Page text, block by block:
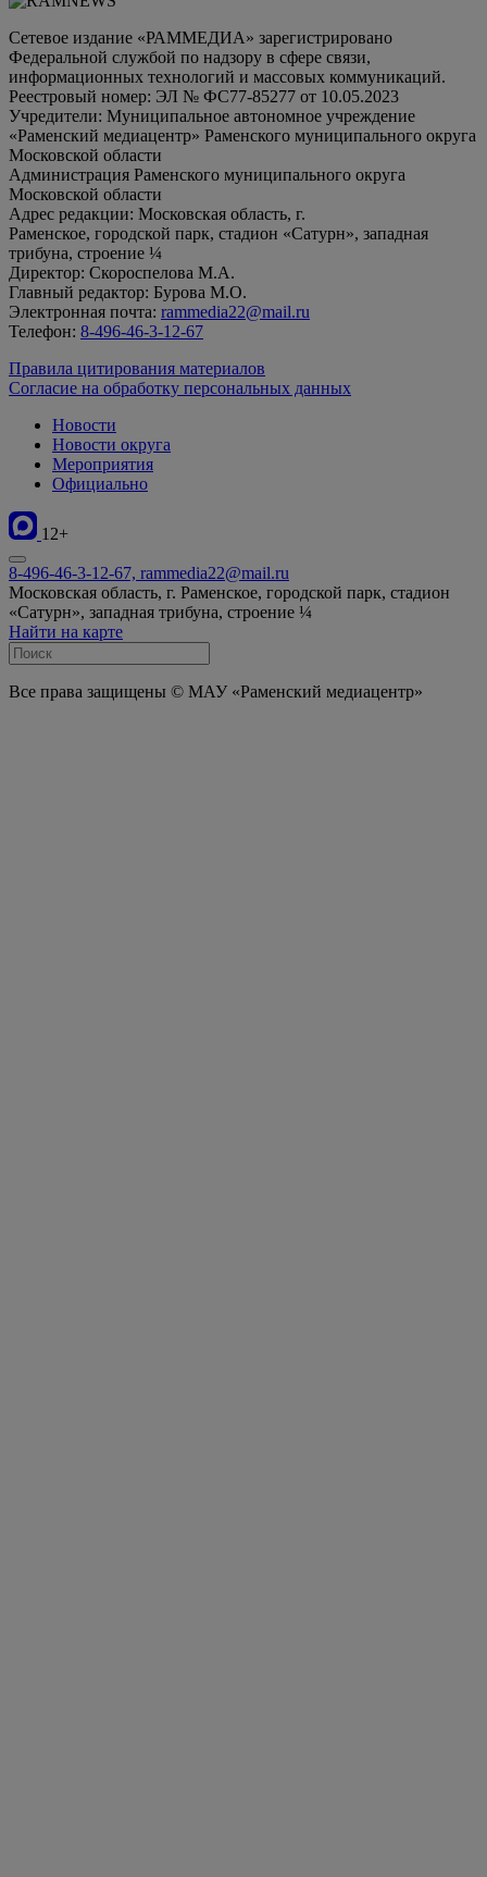
Сетевое издание «РАММЕДИА» зарегистрировано
Федеральной службой по надзору в сфере связи,
информационных технологий и массовых коммуникаций.
Реестровый номер: ЭЛ № ФС77-85277 от 10.05.2023
Учредители: Муниципальное автономное учреждение
«Раменский медиацентр» Раменского муниципального округа
Московской области
Администрация Раменского муниципального округа
Московской области
Адрес редакции: Московская область, г.
Раменское, городской парк, стадион «Сатурн», западная
трибуна, строение ¼
Директор: Скороспелова М.А.
Главный редактор: Бурова М.О.
Электронная почта: rammedia22@mail.ru
Телефон: 8-496-46-3-12-67
Правила цитирования материалов
Согласие на обработку персональных данных
Новости
Новости округа
Мероприятия
Официально
12+
8-496-46-3-12-67, rammedia22@mail.ru
Московская область, г. Раменское, городской парк, стадион
«Сатурн», западная трибуна, строение ¼
Найти на карте
Все права защищены © МАУ «Раменский медиацентр»